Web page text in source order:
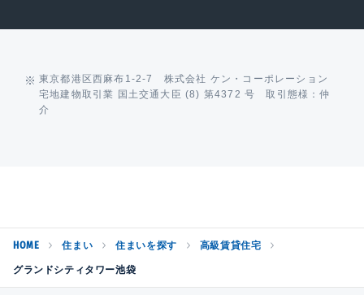
東京都港区西麻布1-2-7 株式会社 ケン・コーポレーション
宅地建物取引業 国土交通大臣 (8) 第4372 号 取引態様：仲
介
HOME 住まい 住まいを探す 高級賃貸住宅
グランドシティタワー池袋